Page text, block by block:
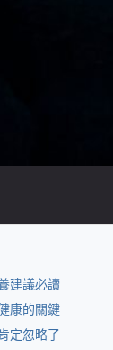
建議必讀
康的關鍵
定忽略了